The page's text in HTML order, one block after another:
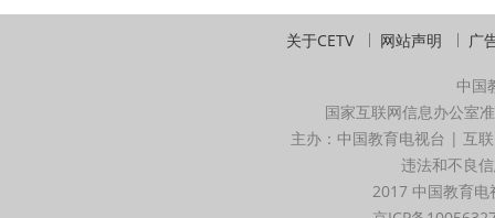
关于CETV 网站声明 广
中国
国家互联网信息办公室
主办：中国教育电视台 | 互
违法和不良
2017 中国教育